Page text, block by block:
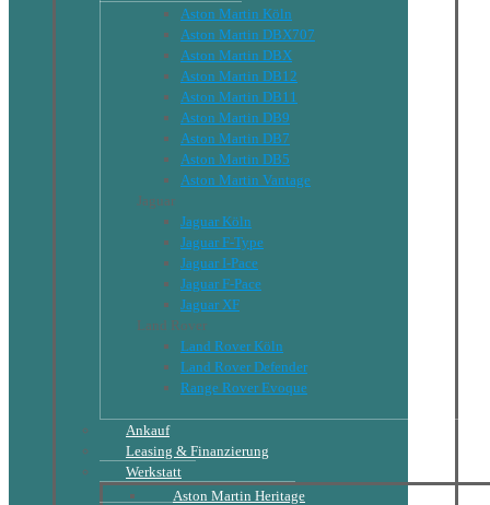
Aston Martin Köln
Aston Martin DBX707
Aston Martin DBX
Aston Martin DB12
Aston Martin DB11
Aston Martin DB9
Aston Martin DB7
Aston Martin DB5
Aston Martin Vantage
Jaguar
Jaguar Köln
Jaguar F-Type
Jaguar I-Pace
Jaguar F-Pace
Jaguar XF
Land Rover
Land Rover Köln
Land Rover Defender
Range Rover Evoque
Ankauf
Leasing & Finanzierung
Werkstatt
Aston Martin Heritage